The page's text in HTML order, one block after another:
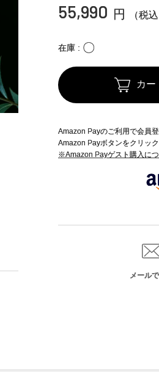
55,990 円 （税込
在庫 〇
カー
Amazon Payのご利用で会員
Amazon Payボタンをクリック
※Amazon Payゲスト購入に
メール